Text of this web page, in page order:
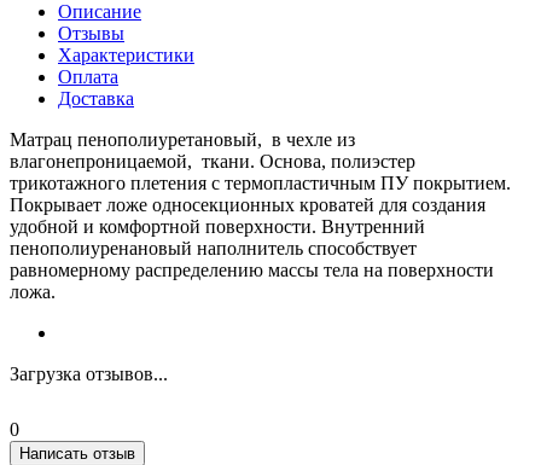
Описание
Отзывы
Характеристики
Оплата
Доставка
Матрац пенополиуретановый, в чехле из
влагонепроницаемой, ткани. Основа, полиэстер
трикотажного плетения с термопластичным ПУ покрытием.
Покрывает ложе односекционных кроватей для создания
удобной и комфортной поверхности. Внутренний
пенополиуренановый наполнитель способствует
равномерному распределению массы тела на поверхности
ложа.
Загрузка отзывов...
0
Написать отзыв